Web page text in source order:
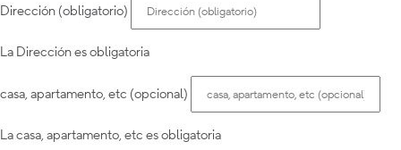
Dirección (obligatorio)
La Dirección es obligatoria
casa, apartamento, etc (opcional)
La casa, apartamento, etc es obligatoria